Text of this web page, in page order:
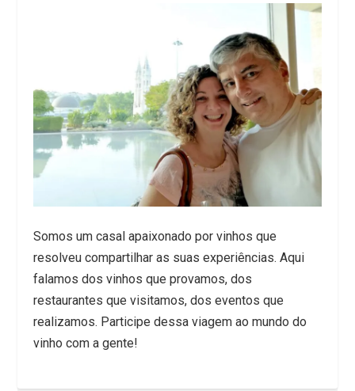
Somos um casal apaixonado por vinhos que
resolveu compartilhar as suas experiências. Aqui
falamos dos vinhos que provamos, dos
restaurantes que visitamos, dos eventos que
realizamos. Participe dessa viagem ao mundo do
vinho com a gente!